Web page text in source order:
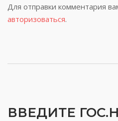
Для отправки комментария
авторизоваться.
ВВЕДИТЕ